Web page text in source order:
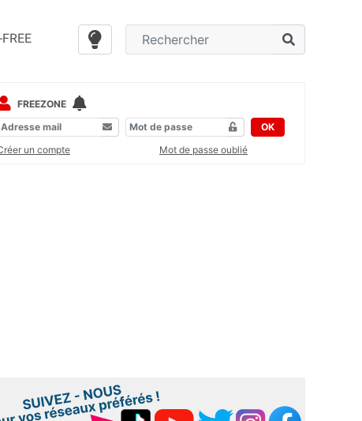
FREEZONE
OK
un compte
Mot de passe oublié